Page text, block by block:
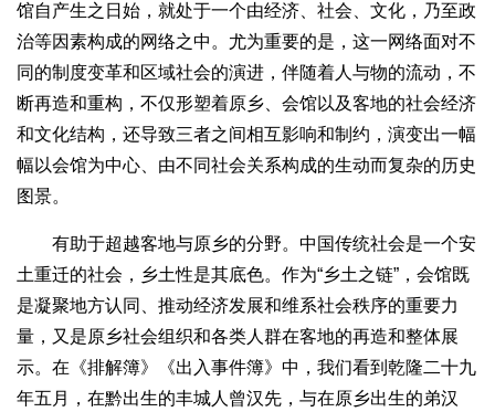
馆自产生之日始，就处于一个由经济、社会、文化，乃至政
治等因素构成的网络之中。尤为重要的是，这一网络面对不
同的制度变革和区域社会的演进，伴随着人与物的流动，不
断再造和重构，不仅形塑着原乡、会馆以及客地的社会经济
和文化结构，还导致三者之间相互影响和制约，演变出一幅
幅以会馆为中心、由不同社会关系构成的生动而复杂的历史
图景。
有助于超越客地与原乡的分野。中国传统社会是一个安
土重迁的社会，乡土性是其底色。作为“乡土之链”，会馆既
是凝聚地方认同、推动经济发展和维系社会秩序的重要力
量，又是原乡社会组织和各类人群在客地的再造和整体展
示。在《排解簿》《出入事件簿》中，我们看到乾隆二十九
年五月，在黔出生的丰城人曾汉先，与在原乡出生的弟汉